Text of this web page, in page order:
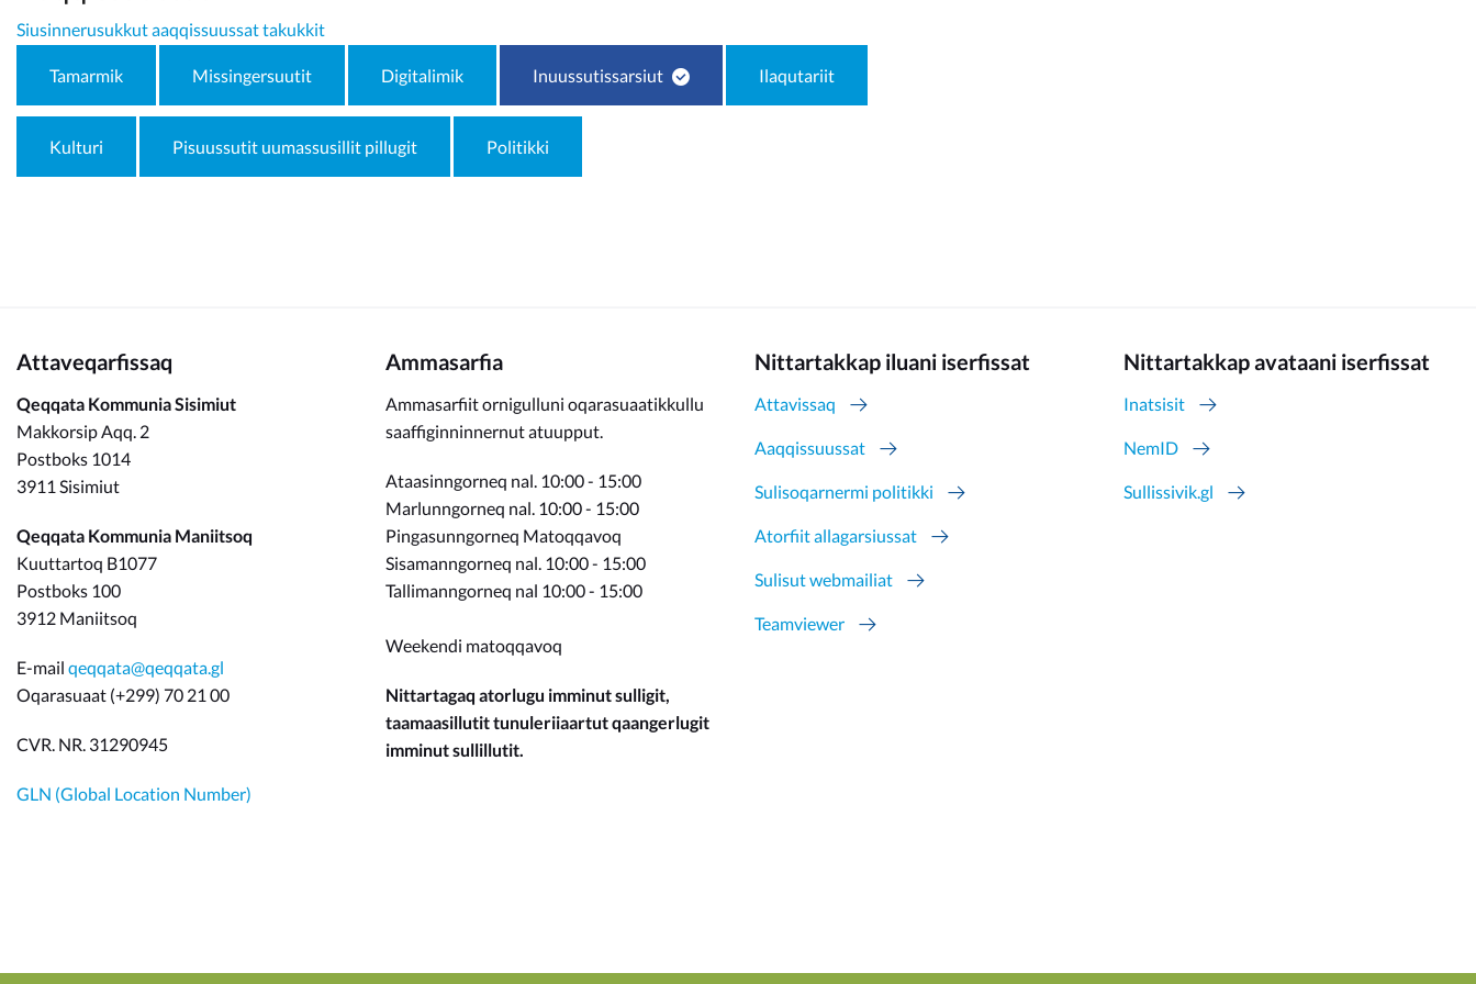
Kommunimi pilersaarut
Kommune pillugu
Siusinnerusukkut aaqqissuussat takukkit
Tamarmik Missingersuutit Digitalimik Inuussutissarsiut Ilaqutariit
Kulturi Pisuussutit uumassusillit pillugit Politikki
Attaveqarfissaq
Qeqqata Kommunia Sisimiut
Makkorsip Aqq. 2
Postboks 1014
3911 Sisimiut
Qeqqata Kommunia Maniitsoq
Kuuttartoq B1077
Postboks 100
3912 Maniitsoq
E-mail qeqqata@qeqqata.gl
Oqarasuaat (+299) 70 21 00
CVR. NR. 31290945
GLN (Global Location Number)
Ammasarfia
Ammasarfiit ornigulluni oqarasuaatikkullu
saaffiginninnernut atuupput.
Ataasinngorneq nal. 10:00 - 15:00
Marlunngorneq nal. 10:00 - 15:00
Pingasunngorneq Matoqqavoq
Sisamanngorneq nal. 10:00 - 15:00
Tallimanngorneq nal 10:00 - 15:00
Weekendi matoqqavoq
Nittartagaq atorlugu imminut sulligit,
taamaasillutit tunuleriiaartut qaangerlugit
imminut sullillutit.
Nittartakkap iluani iserfissat
Attavissaq
Aaqqissuussat
Sulisoqarnermi politikki
Atorfiit allagarsiussat
Sulisut webmailiat
Teamviewer
Nittartakkap avataani iserfissat
Inatsisit
NemID
Sullissivik.gl